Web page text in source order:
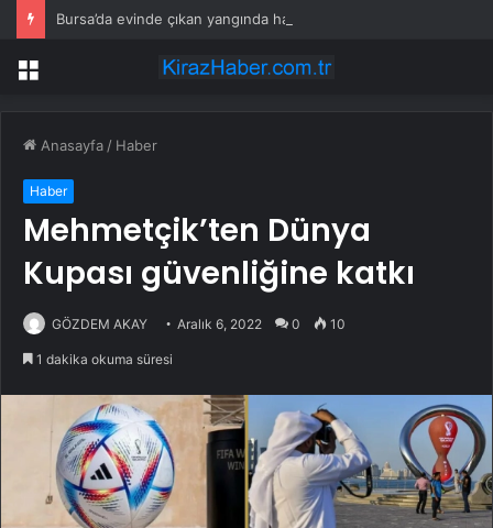
Bursa’da evinde çıkan yangında hayatını kaybetti
Menü
Anasayfa / Haber
Haber
Mehmetçik’ten Dünya
Kupası güvenliğine katkı
GÖZDEM AKAY Aralık 6, 2022 0 10
1 dakika okuma süresi